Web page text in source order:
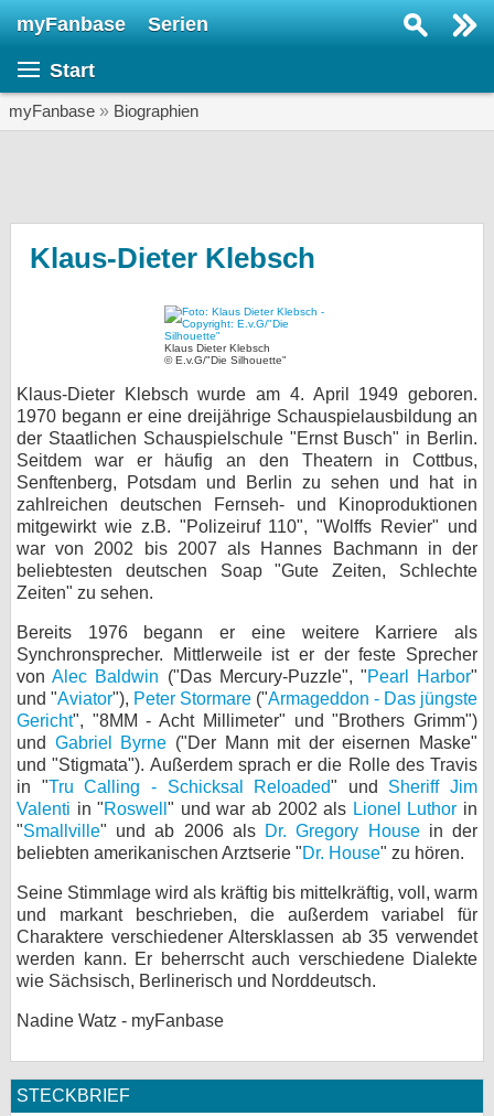
myFanbase Serien
Start
myFanbase » Biographien
Klaus-Dieter Klebsch
Klaus Dieter Klebsch
© E.v.G/"Die Silhouette"
Klaus-Dieter Klebsch wurde am 4. April 1949 geboren.
1970 begann er eine dreijährige Schauspielausbildung an
der Staatlichen Schauspielschule "Ernst Busch" in Berlin.
Seitdem war er häufig an den Theatern in Cottbus,
Senftenberg, Potsdam und Berlin zu sehen und hat in
zahlreichen deutschen Fernseh- und Kinoproduktionen
mitgewirkt wie z.B. "Polizeiruf 110", "Wolffs Revier" und
war von 2002 bis 2007 als Hannes Bachmann in der
beliebtesten deutschen Soap "Gute Zeiten, Schlechte
Zeiten" zu sehen.
Bereits 1976 begann er eine weitere Karriere als
Synchronsprecher. Mittlerweile ist er der feste Sprecher
vonAlec Baldwin ("Das Mercury-Puzzle", "Pearl Harbor"
und "Aviator"), Peter Stormare ("Armageddon - Das jüngste
Gericht", "8MM - Acht Millimeter" und "Brothers Grimm")
und Gabriel Byrne ("Der Mann mit der eisernen Maske"
und "Stigmata"). Außerdem sprach er die Rolle des Travis
in "Tru Calling - Schicksal Reloaded" und Sheriff Jim
Valenti in "Roswell" und war ab 2002 als Lionel Luthor in
"Smallville" und ab 2006 als Dr. Gregory Housein der
beliebten amerikanischen Arztserie "Dr. House" zu hören.
Seine Stimmlage wird als kräftig bis mittelkräftig, voll, warm
und markant beschrieben, die außerdem variabel für
Charaktere verschiedener Altersklassen ab 35 verwendet
werden kann. Er beherrscht auch verschiedene Dialekte
wie Sächsisch, Berlinerisch und Norddeutsch.
Nadine Watz - myFanbase
STECKBRIEF
KULTUR
Specials
SERVICE
Gewinnspiele
Forum
bei X
bei Facebook
Kontakt
Nutzungsbedingungen
Datenschutz
Cookie-Einstellungen
Impressum
myFanbase